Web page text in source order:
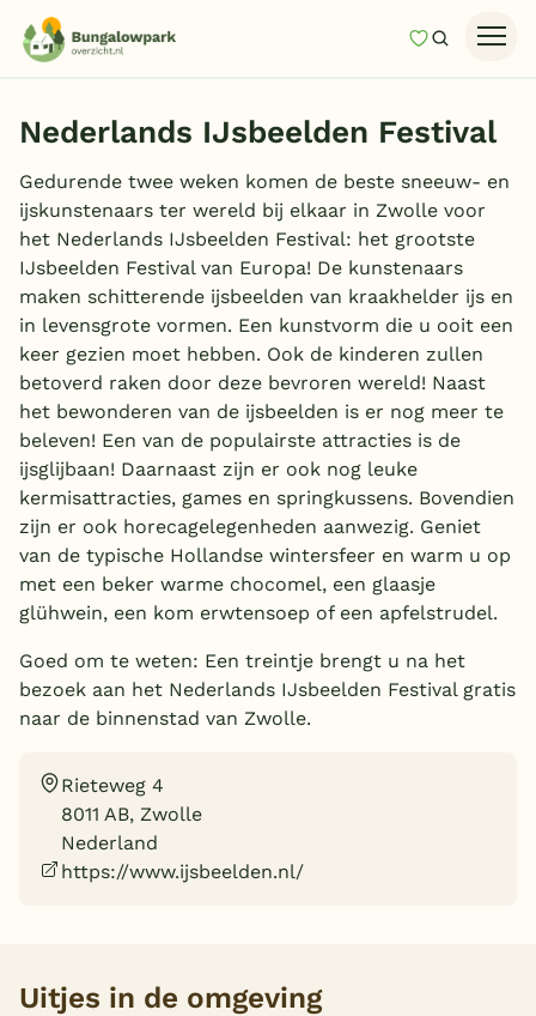
MijnZoeken
Last minutes
Top 12 aanbiedingen
Zomervakantie
Nazomeren
Vakantiehuizen
Vakantiepark keuzehulp
Onze vakantiegidsen
Vakantieparken
Subtropisch zwembad
Overdekt zwembad
Wildwaterbaan
Indoor speeltuin
Alle populaire faciliteiten
Nederlands IJsbeelden Festival
Gedurende twee weken komen de beste sneeuw- en
ijskunstenaars ter wereld bij elkaar in Zwolle voor
het Nederlands IJsbeelden Festival: het grootste
IJsbeelden Festival van Europa! De kunstenaars
maken schitterende ijsbeelden van kraakhelder ijs en
in levensgrote vormen. Een kunstvorm die u ooit een
keer gezien moet hebben. Ook de kinderen zullen
betoverd raken door deze bevroren wereld! Naast
het bewonderen van de ijsbeelden is er nog meer te
beleven! Een van de populairste attracties is de
ijsglijbaan! Daarnaast zijn er ook nog leuke
kermisattracties, games en springkussens. Bovendien
zijn er ook horecagelegenheden aanwezig. Geniet
van de typische Hollandse wintersfeer en warm u op
met een beker warme chocomel, een glaasje
glühwein, een kom erwtensoep of een apfelstrudel.
Goed om te weten: Een treintje brengt u na het
bezoek aan het Nederlands IJsbeelden Festival gratis
naar de binnenstad van Zwolle.
Rieteweg 4
8011 AB, Zwolle
Nederland
https://www.ijsbeelden.nl/
Uitjes in de omgeving